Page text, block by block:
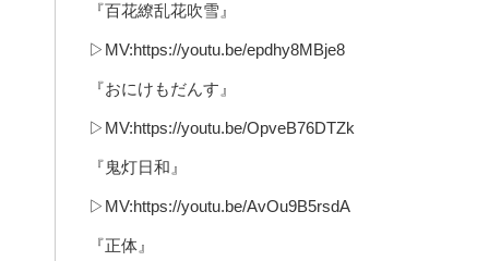
『百花繚乱花吹雪』
▷MV:https://youtu.be/epdhy8MBje8
『おにけもだんす』
▷MV:https://youtu.be/OpveB76DTZk
『鬼灯日和』
▷MV:https://youtu.be/AvOu9B5rsdA
『正体』